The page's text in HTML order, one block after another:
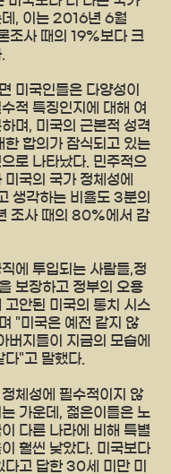
데, 이는 2016년 6월
사 때의 19%보다 크
미국인들은 다양성이
적 특징인지에 대해 여
며, 미국의 근본적 성격
한 합의가 잠식되고 있는
로 나타났다. 민주적으
국의 국가 정체성에
생각하는 비율도 3분의
조사 때의 80%에서 감
에 투입되는 사람들,정
보장하고 정부의 오용
고안된 미국의 통치 시스
"미국은 예전 같지 않
버지들이 지금의 모습에
다"고 말했다.
체성에 필수적이지 않
가운데, 젊은이들은 노
다른 나라에 비해 특별
훨씬 낮았다. 미국보다
다고 답한 30세 미만 미